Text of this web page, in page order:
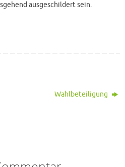
ausgeschildert sein.
Wahlbeteiligung